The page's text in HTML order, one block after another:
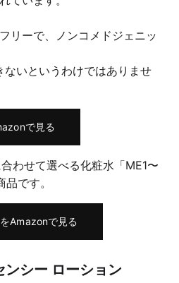
リーで、ノンコメドジェニッ
いというわけではありませ
で見る
わせて選べる化粧水「ME1〜
です。
Amazonで見る
シー ローション